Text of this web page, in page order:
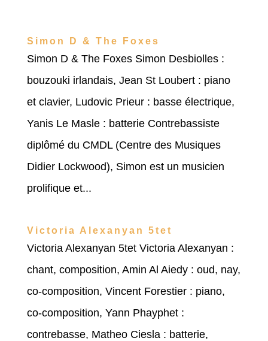
Simon D & The Foxes
Simon D & The Foxes Simon Desbiolles :
bouzouki irlandais, Jean St Loubert : piano
et clavier, Ludovic Prieur : basse électrique,
Yanis Le Masle : batterie Contrebassiste
diplômé du CMDL (Centre des Musiques
Didier Lockwood), Simon est un musicien
prolifique et...
Victoria Alexanyan 5tet
Victoria Alexanyan 5tet Victoria Alexanyan :
chant, composition, Amin Al Aiedy : oud, nay,
co-composition, Vincent Forestier : piano,
co-composition, Yann Phayphet :
contrebasse, Matheo Ciesla : batterie,